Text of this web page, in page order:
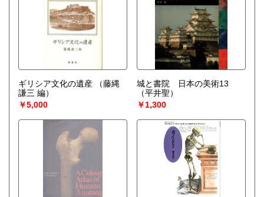
ギリシア文化の遺産
（藤縄
謙三 編）
￥5,000
城と書院 日本の美術13
（平井聖）
￥1,300